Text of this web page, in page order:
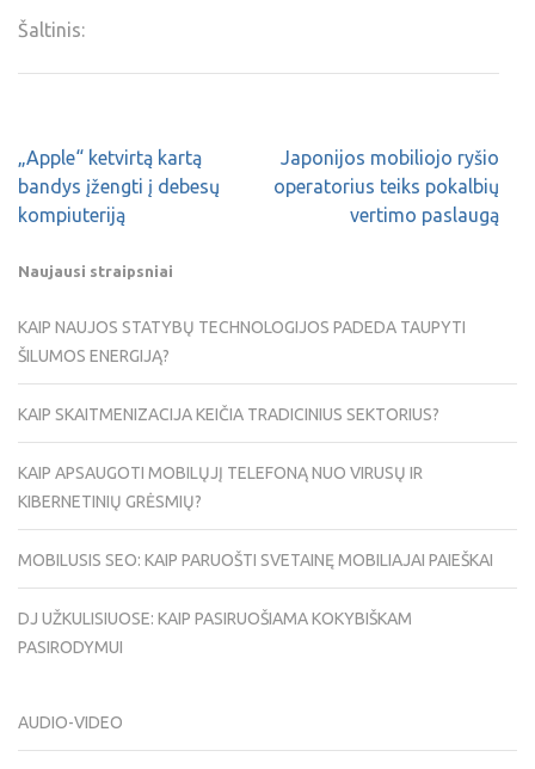
Šaltinis:
„Apple“ ketvirtą kartą
bandys įžengti į debesų
kompiuteriją
Japonijos mobiliojo ryšio
operatorius teiks pokalbių
vertimo paslaugą
Naujausi straipsniai
KAIP NAUJOS STATYBŲ TECHNOLOGIJOS PADEDA TAUPYTI
ŠILUMOS ENERGIJĄ?
KAIP SKAITMENIZACIJA KEIČIA TRADICINIUS SEKTORIUS?
KAIP APSAUGOTI MOBILŲJĮ TELEFONĄ NUO VIRUSŲ IR
KIBERNETINIŲ GRĖSMIŲ?
MOBILUSIS SEO: KAIP PARUOŠTI SVETAINĘ MOBILIAJAI PAIEŠKAI
DJ UŽKULISIUOSE: KAIP PASIRUOŠIAMA KOKYBIŠKAM
PASIRODYMUI
AUDIO-VIDEO